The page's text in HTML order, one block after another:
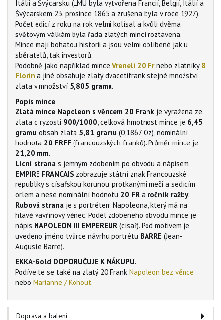
Itálii a Švýcarsku (LMU byla vytvořena Francií, Belgií, Itálií a
Švýcarskem 23. prosince 1865 a zrušena byla v roce 1927).
Počet edicí z roku na rok velmi kolísal a kvůli dvěma
světovým válkám byla řada zlatých mincí roztavena.
Mince mají bohatou historii a jsou velmi oblíbené jak u
sběratelů, tak investorů.
Podobně jako například mince Vreneli 20 Frnebo zlatníky 8
Florin a jiné obsahuje zlatý dvacetifrank stejné množství
zlata v množství 5,805 gramu.
Popis mince
Zlatá mince Napoleon s věncem 20 Frank je vyražena ze
zlata o ryzosti 900/1000, celková hmotnost mince je 6,45
gramu, obsah zlata 5,81 gramu (0,1867 Oz), nominální
hodnota 20 FRFF (francouzských franků). Průměr mince je
21,20 mm.
Lícní strana s jemným zdobením po obvodu a nápisem
EMPIRE FRANCAIS zobrazuje státní znak Francouzské
republiky s císařskou korunou, protkanými meči a sedícím
orlem a nese nominální hodnotu 20 FR a ročník ražby.
Rubová strana je s portrétem Napoleona, který má na
hlavě vavřínový věnec. Podél zdobeného obvodu mince je
nápis NAPOLEON III EMPEREUR (císař). Pod motivem je
uvedeno jméno tvůrce návrhu portrétu BARRE (Jean-
Auguste Barre).
EKKA-Gold DOPORUČUJE K NÁKUPU.
Podívejte se také na zlatý 20 Frank Napoleon bez věnce
nebo Marianne / Kohout.
Doprava a balení